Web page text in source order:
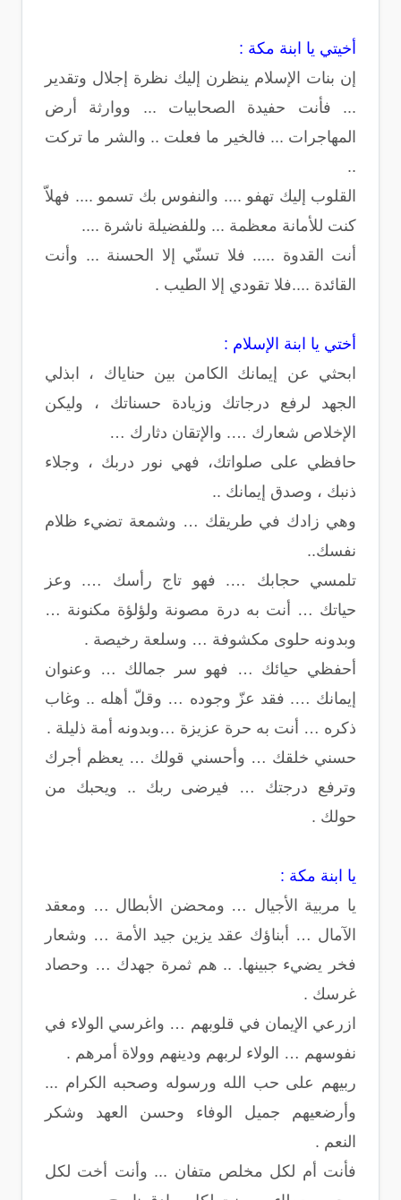
أخيتي يا ابنة مكة :
إن بنات الإسلام ينظرن إليك نظرة إجلال وتقدير
... فأنت حفيدة الصحابيات ... ووارثة أرض
المهاجرات ... فالخير ما فعلت .. والشر ما تركت
..
القلوب إليك تهفو .... والنفوس بك تسمو .... فهلاّ
كنت للأمانة معظمة ... وللفضيلة ناشرة ....
أنت القدوة ..... فلا تسنّي إلا الحسنة ... وأنت
القائدة ....فلا تقودي إلا الطيب .
أختي يا ابنة الإسلام :
ابحثي عن إيمانك الكامن بين حناياك ، ابذلي
الجهد لرفع درجاتك وزيادة حسناتك ، وليكن
الإخلاص شعارك …. والإتقان دثارك …
حافظي على صلواتك، فهي نور دربك ، وجلاء
ذنبك ، وصدق إيمانك ..
وهي زادك في طريقك … وشمعة تضيء ظلام
نفسك..
تلمسي حجابك …. فهو تاج رأسك …. وعز
حياتك … أنت به درة مصونة ولؤلؤة مكنونة …
وبدونه حلوى مكشوفة … وسلعة رخيصة .
أحفظي حيائك … فهو سر جمالك … وعنوان
إيمانك …. فقد عزّ وجوده … وقلّ أهله .. وغاب
ذكره … أنت به حرة عزيزة …وبدونه أمة ذليلة .
حسني خلقك … وأحسني قولك … يعظم أجرك
وترفع درجتك … فيرضى ربك .. ويحبك من
حولك .
يا ابنة مكة :
يا مربية الأجيال … ومحضن الأبطال … ومعقد
الآمال … أبناؤك عقد يزين جيد الأمة … وشعار
فخر يضيء جبينها. .. هم ثمرة جهدك … وحصاد
غرسك .
ازرعي الإيمان في قلوبهم … واغرسي الولاء في
نفوسهم … الولاء لربهم ودينهم وولاة أمرهم .
ربيهم على حب الله ورسوله وصحبه الكرام ...
وأرضعيهم جميل الوفاء وحسن العهد وشكر
النعم .
فأنت أم لكل مخلص متفان ... وأنت أخت لكل